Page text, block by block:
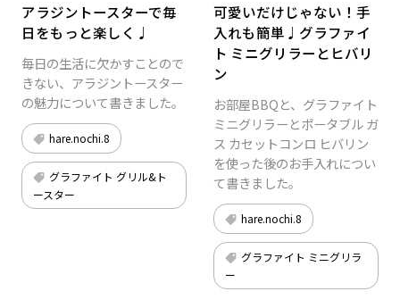
アラジントースターで毎
日をもっと楽しく♩
毎日の生活に欠かすことので
きない、アラジントースター
の魅力について書きました。
hare.nochi.8
グラファイト グリル&ト
ースター
可愛いだけじゃない！手
入れも簡単♩グラファイ
ト ミニグリラーとヒバリ
ン
お部屋BBQと、グラファイト
ミニグリラーとポータブル ガ
ス カセットコンロ ヒバリン
を使った後のお手入れについ
て書きました。
hare.nochi.8
グラファイト ミニグリラ
ー